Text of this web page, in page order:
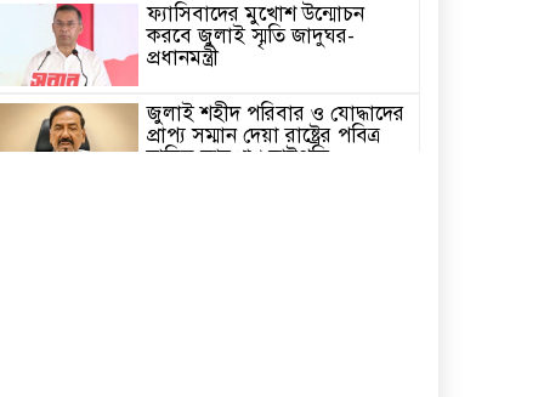
ফ্যাসিবাদের মুখোশ উন্মোচন
করবে জুলাই স্মৃতি জাদুঘর-
প্রধানমন্ত্রী
জুলাই শহীদ পরিবার ও যোদ্ধাদের
প্রাপ্য সম্মান দেয়া রাষ্ট্রের পবিত্র
দায়িত্ব-ভারপ্রাপ্ত রাষ্ট্রপতি